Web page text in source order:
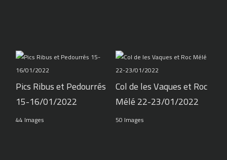
Pics Ribus et Pedourrés
15-16/01/2022
44 Images
Col de les Vaques et Roc
Mélé 22-23/01/2022
50 Images